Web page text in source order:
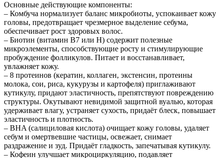
Основные действующие компоненты:
– Комбуча нормализует баланс микробиоты, успокаивает кожу
головы, предотвращает чрезмерное выделение себума,
обеспечивает рост здоровых волос.
– Биотин (витамин B7 или H) содержит полезные
микроэлементы, способствующие росту и стимулирующие
пробуждение фолликулов. Питает и восстанавливает,
увлажняет кожу.
– 8 протеинов (кератин, коллаген, экстенсин, протеины
молока, сои, риса, кукурузы и картофеля) приглаживают
кутикулу, придают эластичность, препятствуют повреждению
структуры. Окутывают невидимой защитной вуалью, которая
удерживает влагу, устраняет сухость, придаёт блеск, повышает
эластичность и плотность.
– BHA (салициловая кислота) очищает кожу головы, удаляет
себум и омертвевшие частицы, освежает, снимает
раздражение и зуд. Придаёт гладкость, запечатывая кутикулу.
– Кофеин улучшает микроциркуляцию, подавляет